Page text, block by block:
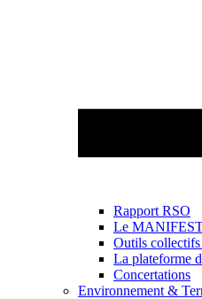
Rapport RSO
Le
Outils collectifs
La plateforme
Concertations
Environnement &